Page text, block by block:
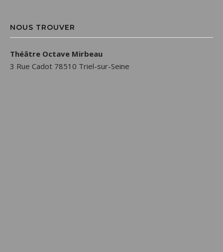
NOUS TROUVER
Théâtre Octave Mirbeau
3 Rue Cadot 78510 Triel-sur-Seine